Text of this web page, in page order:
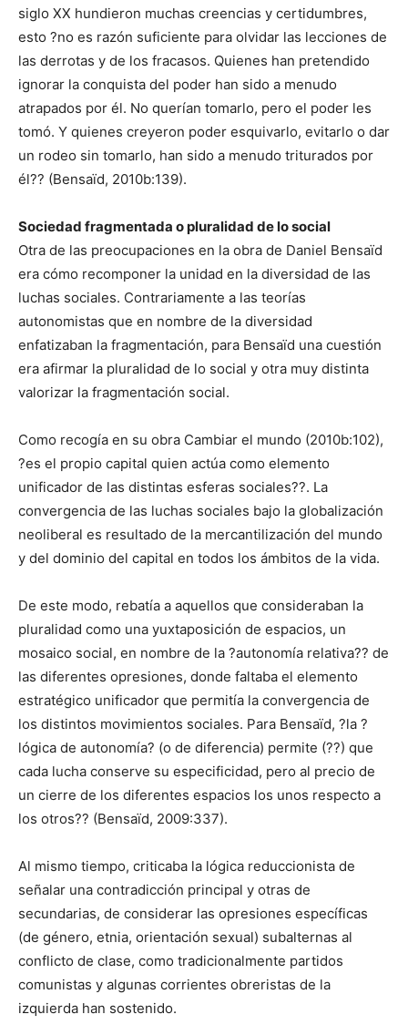
siglo XX hundieron muchas creencias y certidumbres,
esto ?no es razón suficiente para olvidar las lecciones de
las derrotas y de los fracasos. Quienes han pretendido
ignorar la conquista del poder han sido a menudo
atrapados por él. No querían tomarlo, pero el poder les
tomó. Y quienes creyeron poder esquivarlo, evitarlo o dar
un rodeo sin tomarlo, han sido a menudo triturados por
él?? (Bensaïd, 2010b:139).
Sociedad fragmentada o pluralidad de lo social
Otra de las preocupaciones en la obra de Daniel Bensaïd
era cómo recomponer la unidad en la diversidad de las
luchas sociales. Contrariamente a las teorías
autonomistas que en nombre de la diversidad
enfatizaban la fragmentación, para Bensaïd una cuestión
era afirmar la pluralidad de lo social y otra muy distinta
valorizar la fragmentación social.
Como recogía en su obra Cambiar el mundo (2010b:102),
?es el propio capital quien actúa como elemento
unificador de las distintas esferas sociales??. La
convergencia de las luchas sociales bajo la globalización
neoliberal es resultado de la mercantilización del mundo
y del dominio del capital en todos los ámbitos de la vida.
De este modo, rebatía a aquellos que consideraban la
pluralidad como una yuxtaposición de espacios, un
mosaico social, en nombre de la ?autonomía relativa?? de
las diferentes opresiones, donde faltaba el elemento
estratégico unificador que permitía la convergencia de
los distintos movimientos sociales. Para Bensaïd, ?la ?
lógica de autonomía? (o de diferencia) permite (??) que
cada lucha conserve su especificidad, pero al precio de
un cierre de los diferentes espacios los unos respecto a
los otros?? (Bensaïd, 2009:337).
Al mismo tiempo, criticaba la lógica reduccionista de
señalar una contradicción principal y otras de
secundarias, de considerar las opresiones específicas
(de género, etnia, orientación sexual) subalternas al
conflicto de clase, como tradicionalmente partidos
comunistas y algunas corrientes obreristas de la
izquierda han sostenido.